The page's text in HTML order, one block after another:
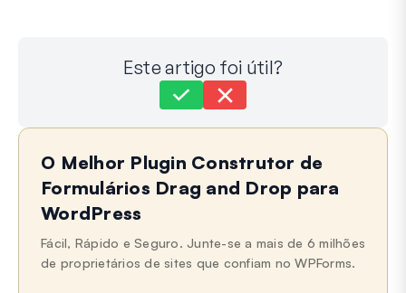
Este artigo foi útil?
Ainda preso?
Última Atualização em 03 de Nov de 2025
O Melhor Plugin Construtor de
Formulários Drag and Drop para
WordPress
Fácil, Rápido e Seguro. Junte-se a mais de 6 milhões
de proprietários de sites que confiam no WPForms.